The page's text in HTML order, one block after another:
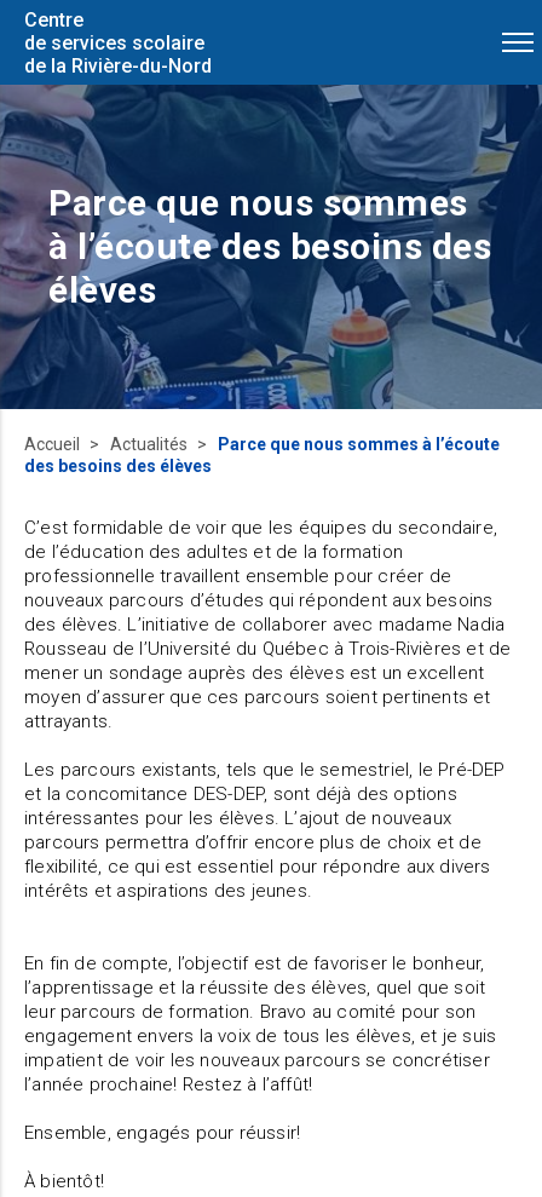
Centre
de services scolaire
de la Rivière-du-Nord
Parce que nous sommes
à l’écoute des besoins des
élèves
Accueil Actualités
Parce que nous sommes à l’écoute
des besoins des élèves
C’est formidable de voir que les équipes du secondaire,
de l’éducation des adultes et de la formation
professionnelle travaillent ensemble pour créer de
nouveaux parcours d’études qui répondent aux besoins
des élèves. L’initiative de collaborer avec madame Nadia
Rousseau de l’Université du Québec à Trois-Rivières et de
mener un sondage auprès des élèves est un excellent
moyen d’assurer que ces parcours soient pertinents et
attrayants.
Les parcours existants, tels que le semestriel, le Pré-DEP
et la concomitance DES-DEP, sont déjà des options
intéressantes pour les élèves. L’ajout de nouveaux
parcours permettra d’offrir encore plus de choix et de
flexibilité, ce qui est essentiel pour répondre aux divers
intérêts et aspirations des jeunes.
En fin de compte, l’objectif est de favoriser le bonheur,
l’apprentissage et la réussite des élèves, quel que soit
leur parcours de formation. Bravo au comité pour son
engagement envers la voix de tous les élèves, et je suis
impatient de voir les nouveaux parcours se concrétiser
l’année prochaine! Restez à l’affût!
Ensemble, engagés pour réussir!
À bientôt!